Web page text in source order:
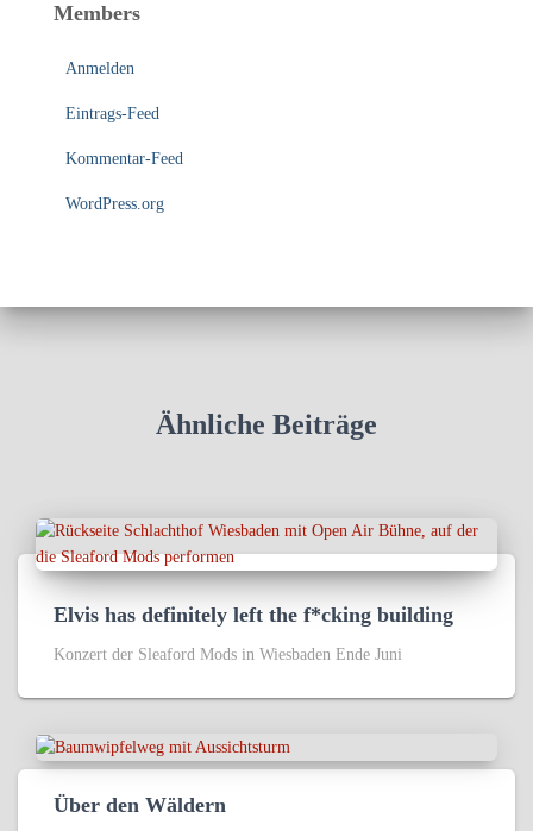
Members
Anmelden
Eintrags-Feed
Kommentar-Feed
WordPress.org
Ähnliche Beiträge
Elvis has definitely left the f*cking building
Konzert der Sleaford Mods in Wiesbaden Ende Juni
Über den Wäldern